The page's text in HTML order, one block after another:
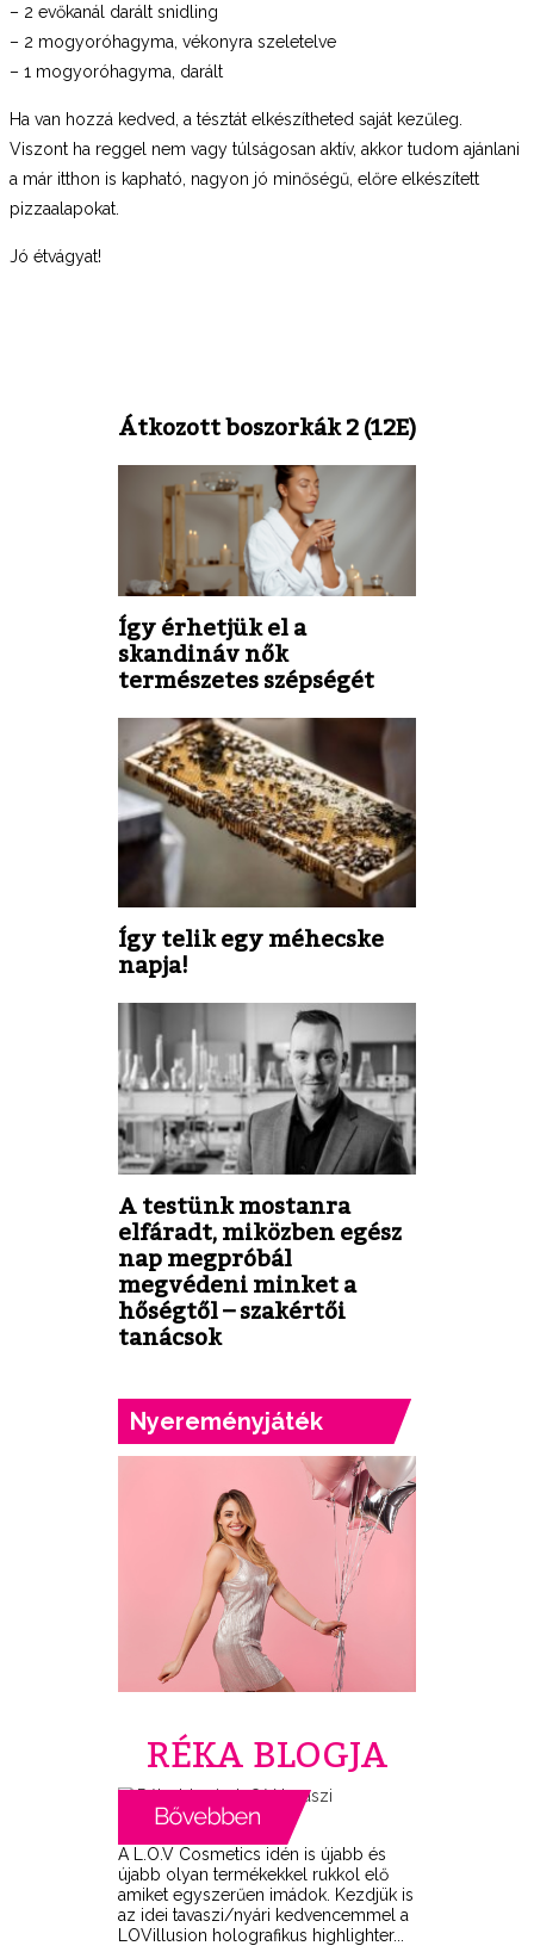
– 2 evőkanál darált snidling
– 2 mogyoróhagyma, vékonyra szeletelve
– 1 mogyoróhagyma, darált
Ha van hozzá kedved, a tésztát elkészítheted saját kezűleg.
Viszont ha reggel nem vagy túlságosan aktív, akkor tudom ajánlani
a már itthon is kapható, nagyon jó minőségű, előre elkészített
pizzaalapokat.
Jó étvágyat!
Átkozott boszorkák 2 (12E)
Így érhetjük el a
skandináv nők
természetes szépségét
Így telik egy méhecske
napja!
A testünk mostanra
elfáradt, miközben egész
nap megpróbál
megvédeni minket a
hőségtől – szakértői
tanácsok
Nyereményjáték
RÉKA BLOGJA
A L.O.V Cosmetics idén is újabb és
újabb olyan termékekkel rukkol elő
amiket egyszerűen imádok. Kezdjük is
az idei tavaszi/nyári kedvencemmel a
LOVillusion holografikus highlighter...